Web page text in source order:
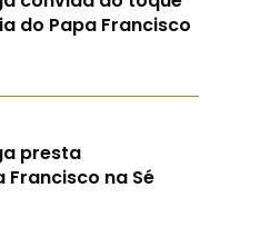
do Papa Francisco
presta
Francisco na Sé